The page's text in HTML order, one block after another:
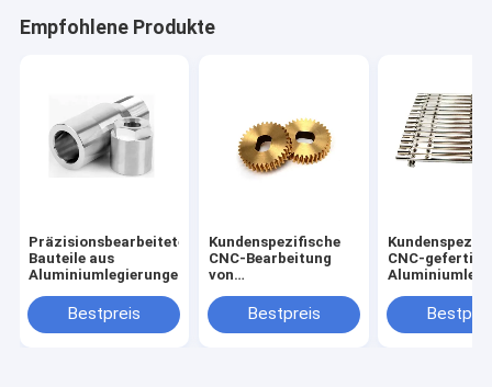
Empfohlene Produkte
Präzisionsbearbeitete
Bauteile aus
Aluminiumlegierungen
Bestpreis
Kundenspezifische
CNC-Bearbeitung
von
mit 0,02 mm
Toleranz
Bestpreis
CNC-
Toleranz